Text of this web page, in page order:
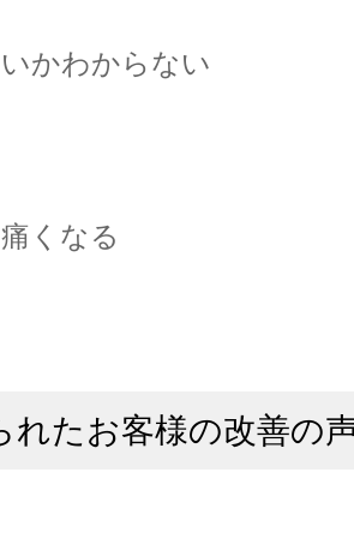
かわからない
くなる
れたお客様の改善の